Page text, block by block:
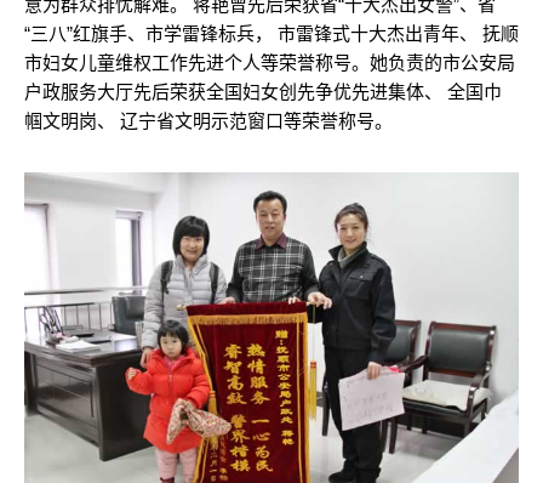
“三八”红旗手、市学雷锋标兵， 市雷锋式十大杰出青年、 抚顺
市妇女儿童维权工作先进个人等荣誉称号。她负责的市公安局
户政服务大厅先后荣获全国妇女创先争优先进集体、 全国巾
帼文明岗、 辽宁省文明示范窗口等荣誉称号。